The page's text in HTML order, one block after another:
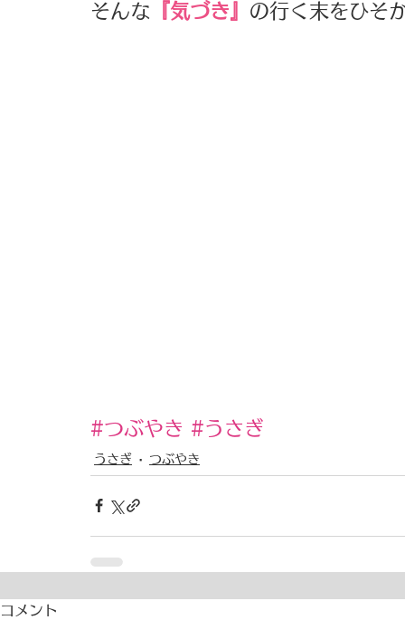
そんな 『気づき』 の行く末をひそ
#つぶやき #うさぎ
うさぎ つぶやき
コメント